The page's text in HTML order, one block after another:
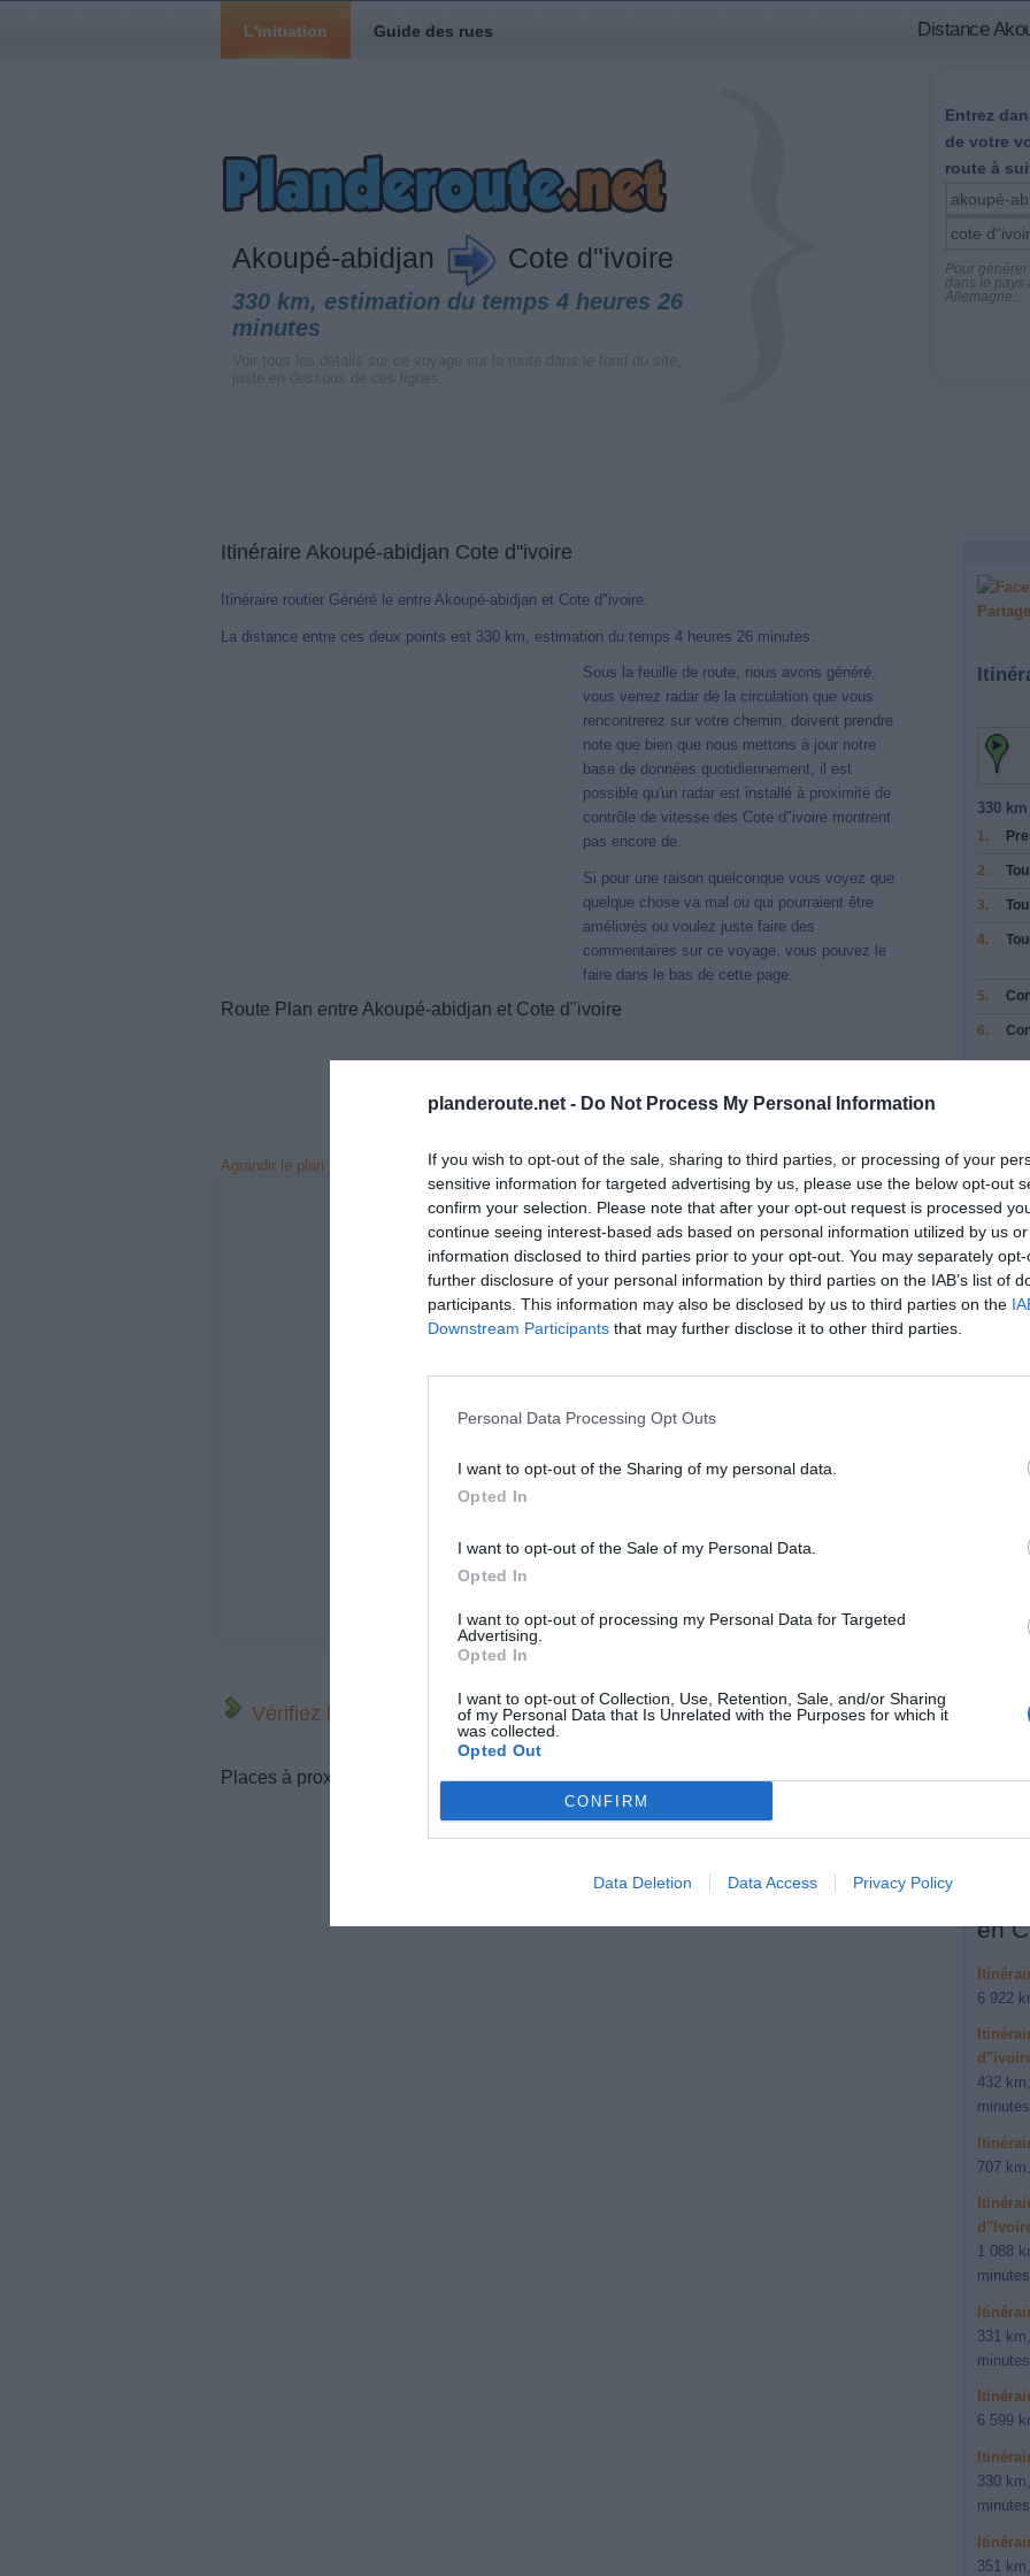
planderoute.net - Do Not Process My Personal Information
If you wish to opt-out of the sale, sharing to third parties, or processing of your
sensitive information for targeted advertising by us, please use the below opt-out
confirm your selection. Please note that after your opt-out request is processed
continue seeing interest-based ads based on personal information utilized by us
information disclosed to third parties prior to your opt-out. You may separately
further disclosure of your personal information by third parties on the IAB’s list of
participants. This information may also be disclosed by us to third parties on the
Downstream Participants that may further disclose it to other third parties.
Personal Data Processing Opt Outs
I want to opt-out of the Sharing of my personal data.
Opted In
I want to opt-out of the Sale of my Personal Data.
Opted In
I want to opt-out of processing my Personal Data for Targeted
Advertising.
Opted In
I want to opt-out of Collection, Use, Retention, Sale, and/or Sharing
of my Personal Data that Is Unrelated with the Purposes for which it
was collected.
Opted Out
CONFIRM
Data Deletion Data Access Privacy Policy
Distance
L'initiation Guide des rues
Akoupé-abidjan Cote d"ivoire
330 km, estimation du temps 4 heures 26
minutes
Entrez
de votre
route à
Pour
dans le pays
Allemagne...
Itinéraire Akoupé-abidjan Cote d"ivoire
Itinéraire routier Généré le entre Akoupé-abidjan et Cote d"ivoire.
La distance entre ces deux points est 330 km, estimation du temps 4 heures 26 minutes.
Sous la feuille de route, nous avons généré,
vous verrez radar de la circulation que vous
rencontrerez sur votre chemin, doivent prendre
note que bien que nous mettons à jour notre
base de données quotidiennement, il est
possible qu'un radar est installé à proximité de
contrôle de vitesse des Cote d"ivoire montrent
pas encore de.
Si pour une raison quelconque vous voyez que
quelque chose va mal ou qui pourraient être
améliorés ou voulez juste faire des
commentaires sur ce voyage, vous pouvez le
faire dans le bas de cette page.
Route Plan entre Akoupé-abidjan et Cote d"ivoire
Agrandir le plan
Vérifiez la météo dans votre voyage
Places à proximité de votre itinéraire (moins de 30)
330
1.
2.
3.
4.
5.
6.
9.
10.
11.
12.
330
minutes
en
6 922
432
minutes
707
1 088
minutes
331
minutes
6 599
330
minutes
351